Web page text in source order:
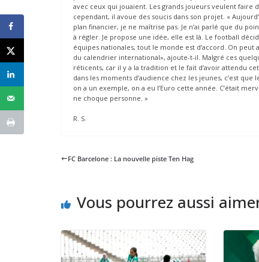
avec ceux qui jouaient. Les grands joueurs veulent faire
cependant, il avoue des soucis dans son projet. «
plan financier, je ne maîtrise pas. Je n’ai parlé que du
à régler. Je propose une idée, elle est là. Le football
équipes nationales, tout le monde est d’accord. On
du calendrier international», ajoute-t-il. Malgré ces
réticents, car il y a la tradition et le fait d’avoir attendu
dans les moments d’audience chez les jeunes, c’est
on a un exemple, on a eu l’Euro cette année. C’était
ne choque personne. »
R. S.
FC Barcelone : La nouvelle piste Ten Hag
Vous pourrez aussi